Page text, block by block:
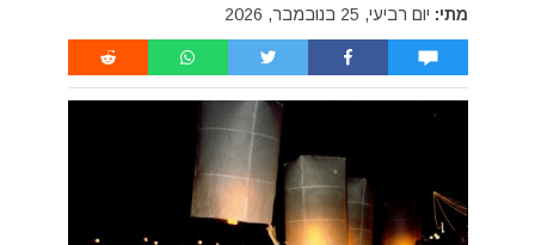
מתי: יום רביעי, 25 בנובמבר, 2026